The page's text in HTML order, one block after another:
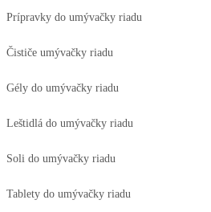
Prípravky do umývačky riadu
Čističe umývačky riadu
Gély do umývačky riadu
Leštidlá do umývačky riadu
Soli do umývačky riadu
Tablety do umývačky riadu